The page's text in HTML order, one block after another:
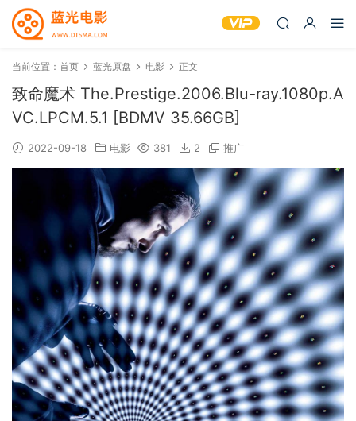
当前位置： 首页 蓝光原盘 电影 正文
致命魔术 The.Prestige.2006.Blu-ray.1080p.A
VC.LPCM.5.1 [BDMV 35.66GB]
2022-09-18 电影 381 2 推广